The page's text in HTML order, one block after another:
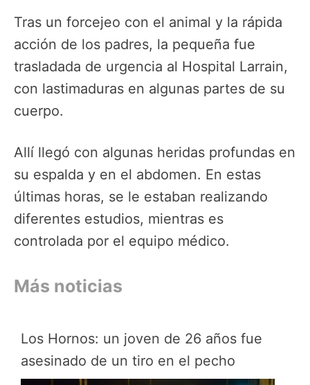
Tras un forcejeo con el animal y la rápida
acción de los padres, la pequeña fue
trasladada de urgencia al Hospital Larrain,
con lastimaduras en algunas partes de su
cuerpo.
Allí llegó con algunas heridas profundas en
su espalda y en el abdomen. En estas
últimas horas, se le estaban realizando
diferentes estudios, mientras es
controlada por el equipo médico.
Más noticias
Los Hornos: un joven de 26 años fue
asesinado de un tiro en el pecho